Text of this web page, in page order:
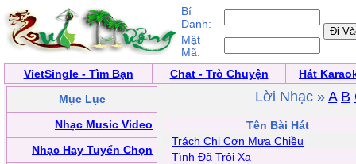
Bí
Danh:
Mật
Mã:
VietSingle - Tìm Bạn
Chat - Trò Chuyện
Hát
Mục Lục
Nhạc Music Video
Nhạc Hay Tuyển Chọn
Lời Nhạc » A B
Tên Bài Hát
Trách Chi Cơn Mưa Chiều
Tình Đã Trôi Xa